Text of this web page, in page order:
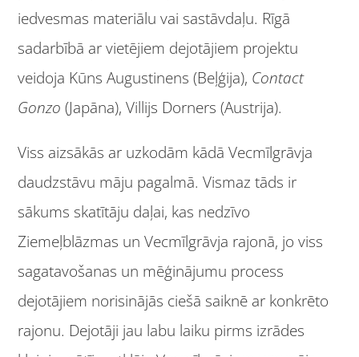
iedvesmas materiālu vai sastāvdaļu. Rīgā
sadarbībā ar vietējiem dejotājiem projektu
veidoja Kūns Augustinens (Beļģija), Contact
Gonzo (Japāna), Villijs Dorners (Austrija).
Viss aizsākās ar uzkodām kādā Vecmīlgrāvja
daudzstāvu māju pagalmā. Vismaz tāds ir
sākums skatītāju daļai, kas nedzīvo
Ziemeļblāzmas un Vecmīlgrāvja rajonā, jo viss
sagatavošanas un mēģinājumu process
dejotājiem norisinājās ciešā saiknē ar konkrēto
rajonu. Dejotāji jau labu laiku pirms izrādes